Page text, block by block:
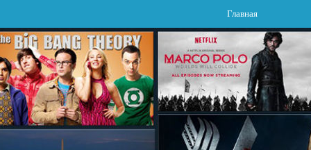
Главная